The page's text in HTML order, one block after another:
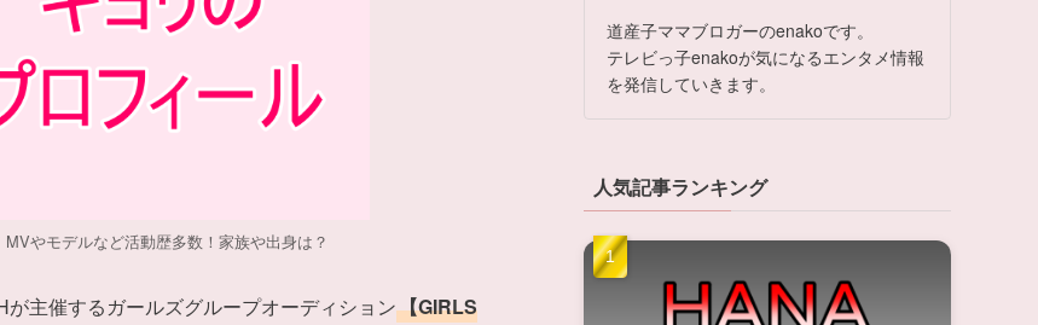
やモデルなど活動歴多数！家族や出身は？
主催するガールズグループオーディション【GIRLS
道産子ママブロガーのenakoです。
テレビっ子enakoが気になるエンタメ情報
を発信していきます。
人気記事ランキング